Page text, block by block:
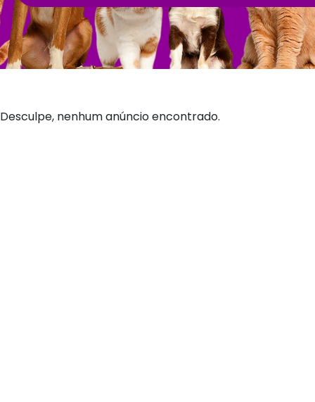
Desculpe, nenhum anúncio encontrado.